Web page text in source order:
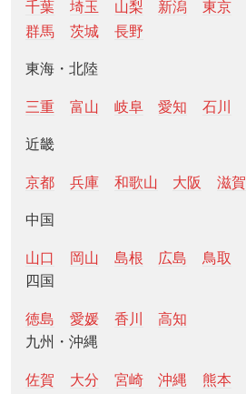
千葉 埼玉 山梨 新潟 東京
群馬
茨城 長野
東海・北陸
三重 富山 岐阜 愛知 石川
近畿
京都 兵庫 和歌山 大阪 滋賀
中国
山口 岡山 島根 広島
鳥取
四国
徳島 愛媛 香川
高知
九州・沖縄
佐賀 大分 宮崎 沖縄 熊本